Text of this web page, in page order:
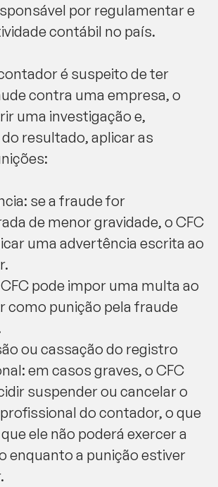
por regulamentar e
contábil no país.
é suspeito de ter
contra uma empresa, o
uma investigação e,
resultado, aplicar as
se a fraude for
de menor gravidade, o CFC
uma advertência escrita ao
pode impor uma multa ao
como punição pela fraude
ou cassação do registro
em casos graves, o CFC
suspender ou cancelar o
do contador, o que
ele não poderá exercer a
enquanto a punição estiver